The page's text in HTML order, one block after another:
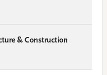
& Construction